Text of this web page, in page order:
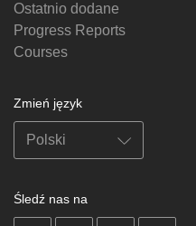
Ostatnio dodane
Progress Reports
Courses
Zmień język
Śledź nas na